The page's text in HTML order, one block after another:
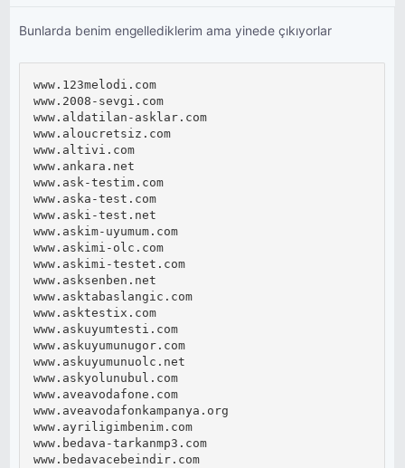
Bunlarda benim engellediklerim ama yinede çıkıyorlar
www.123melodi.com
www.2008-sevgi.com
www.aldatilan-asklar.com
www.aloucretsiz.com
www.altivi.com
www.ankara.net
www.ask-testim.com
www.aska-test.com
www.aski-test.net
www.askim-uyumum.com
www.askimi-olc.com
www.askimi-testet.com
www.asksenben.net
www.asktabaslangic.com
www.asktestix.com
www.askuyumtesti.com
www.askuyumunugor.com
www.askuyumunuolc.net
www.askyolunubul.com
www.aveavodafone.com
www.aveavodafonkampanya.org
www.ayriligimbenim.com
www.bedava-tarkanmp3.com
www.bedavacebeindir.com